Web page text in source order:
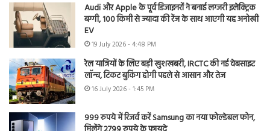
Audi और Apple के पूर्व डिजाइनरों ने बनाई लग्जरी इलेक्ट्रिक
बग्गी, 100 किमी से ज्यादा की रेंज के साथ आएगी यह अनोखी
EV
19 July 2026 - 4:48 PM
रेल यात्रियों के लिए बड़ी खुशखबरी, IRCTC की नई वेबसाइट
लॉन्च, टिकट बुकिंग होगी पहले से आसान और तेज
16 July 2026 - 1:45 PM
999 रुपये में रिजर्व करें Samsung का नया फोल्डेबल फोन,